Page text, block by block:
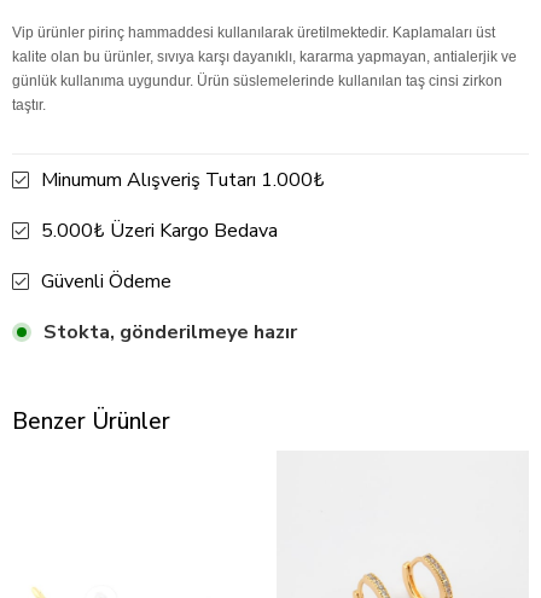
Vip ürünler pirinç hammaddesi kullanılarak üretilmektedir. Kaplamaları üst
kalite olan bu ürünler, sıvıya karşı dayanıklı, kararma yapmayan, antialerjik ve
günlük kullanıma uygundur. Ürün süslemelerinde kullanılan taş cinsi zirkon
taştır.
Minumum Alışveriş Tutarı 1.000₺
5.000₺ Üzeri Kargo Bedava
Güvenli Ödeme
Stokta, gönderilmeye hazır
Benzer Ürünler